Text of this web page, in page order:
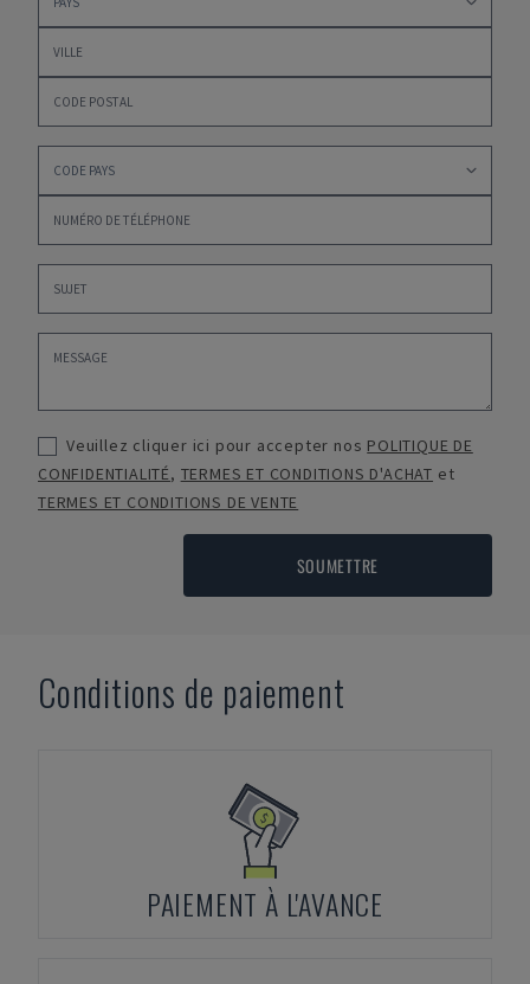
Veuillez cliquer ici pour accepter nos POLITIQUE DE
CONFIDENTIALITÉ, TERMES ET CONDITIONS D'ACHAT et
TERMES ET CONDITIONS DE VENTE
SOUMETTRE
Conditions de paiement
PAIEMENT À L'AVANCE